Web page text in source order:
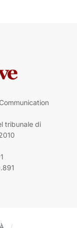
tribunale di